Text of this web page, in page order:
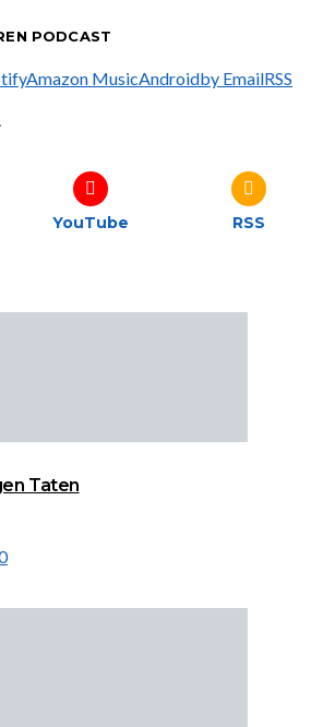
PODCAST
Amazon MusicAndroidby EmailRSS
YouTube RSS
Taten